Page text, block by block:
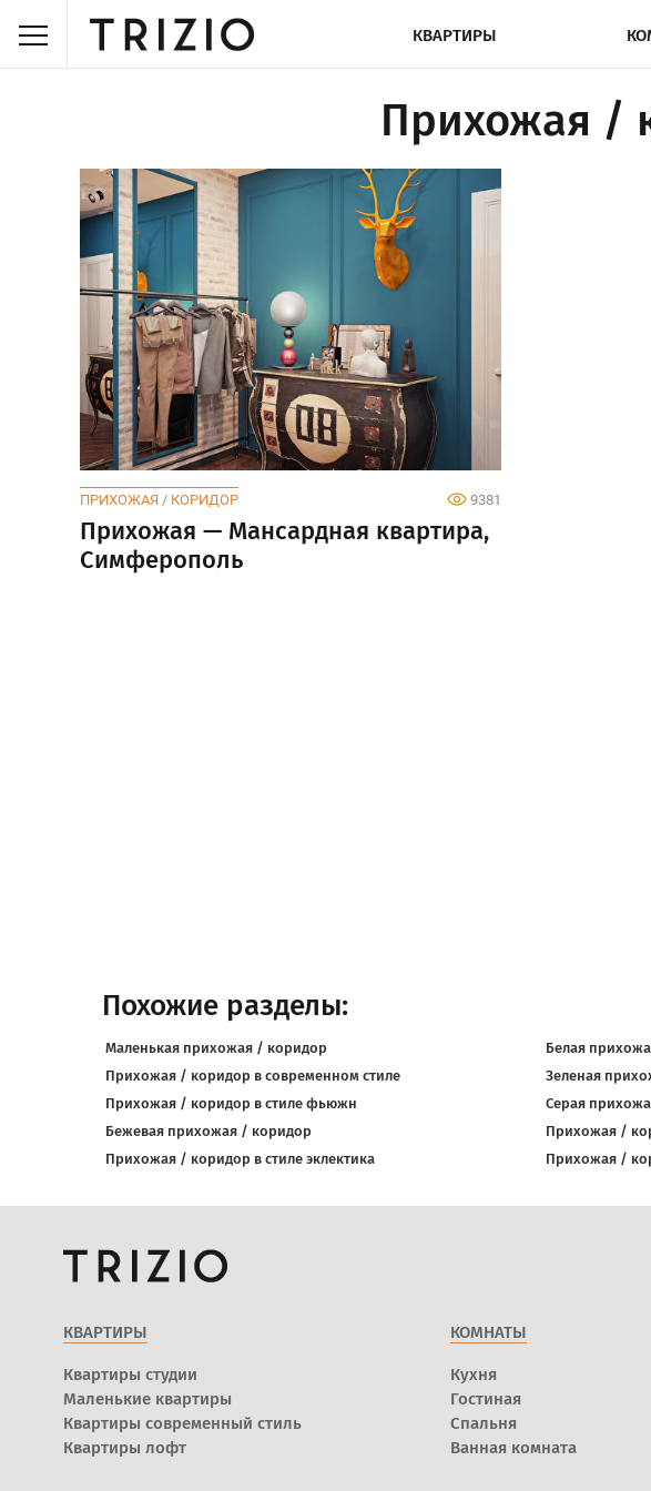
КВАРТИРЫ
Прихожая /
ПРИХОЖАЯ / КОРИДОР 9381
Прихожая — Мансардная квартира,
Симферополь
Похожие разделы:
Маленькая прихожая / коридор Белая
Прихожая / коридор в современном стиле
Зеленая
Прихожая / коридор в стиле фьюжн
Серая
Бежевая прихожая / коридор
Прихожая /
Прихожая / коридор в стиле эклектика
Прихожая /
КВАРТИРЫ
Квартиры студии
Маленькие квартиры
Квартиры современный стиль
Квартиры лофт
КОМНАТЫ
Кухня
Гостиная
Спальня
Ванная комната